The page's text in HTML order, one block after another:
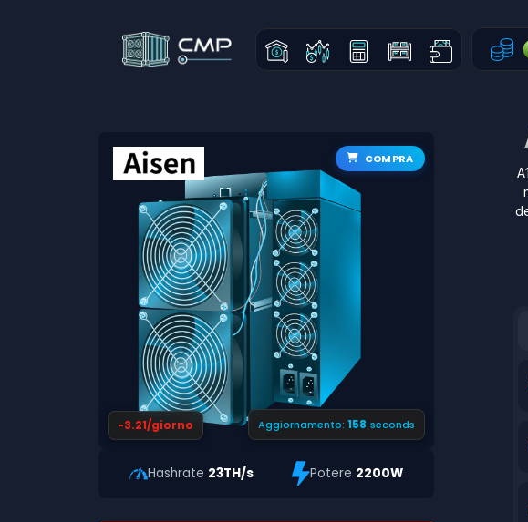
COMPRA
-3.21/giorno Aggiornamento: 157 seconds
Hashrate 23TH/s Potere 2200W